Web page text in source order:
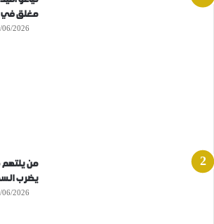
مغلق في
2026
من يلتهم
يضرب
2026